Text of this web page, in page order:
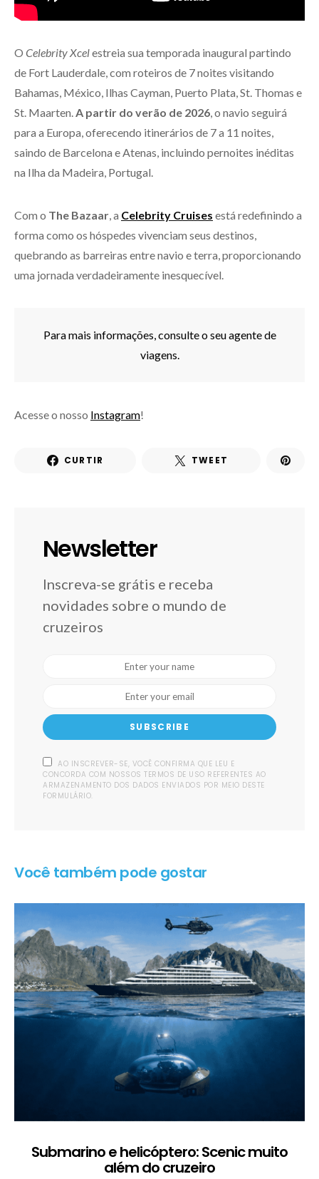
O Celebrity Xcelestreia sua temporada inaugural partindo
de Fort Lauderdale, com roteiros de 7 noites visitando
Bahamas, México, Ilhas Cayman, Puerto Plata, St. Thomas e
St. Maarten.A partir do verão de 2026, o navio seguirá
para a Europa, oferecendo itinerários de 7 a 11 noites,
saindo de Barcelona e Atenas, incluindo pernoites inéditas
na Ilha da Madeira, Portugal.
Com o The Bazaar, a Celebrity Cruises está redefinindo a
forma como os hóspedes vivenciam seus destinos,
quebrando as barreiras entre navio e terra, proporcionando
uma jornada verdadeiramente inesquecível.
Para mais informações, consulte o seu agente de
viagens.
Acesse o nosso Instagram!
CURTIR TWEET
Newsletter
Inscreva-se grátis e receba
novidades sobre o mundo de
cruzeiros
SUBSCRIBE
AO INSCREVER-SE, VOCÊ CONFIRMA QUE LEU E
CONCORDA COM NOSSOS TERMOS DE USO REFERENTES AO
ARMAZENAMENTO DOS DADOS ENVIADOS POR MEIO DESTE
FORMULÁRIO.
Você também pode gostar
Submarino e helicóptero: Scenic muito
além do cruzeiro